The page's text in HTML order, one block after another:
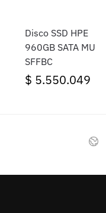
Disco SSD HPE
960GB SATA MU
SFFBC
$ 5.550.049